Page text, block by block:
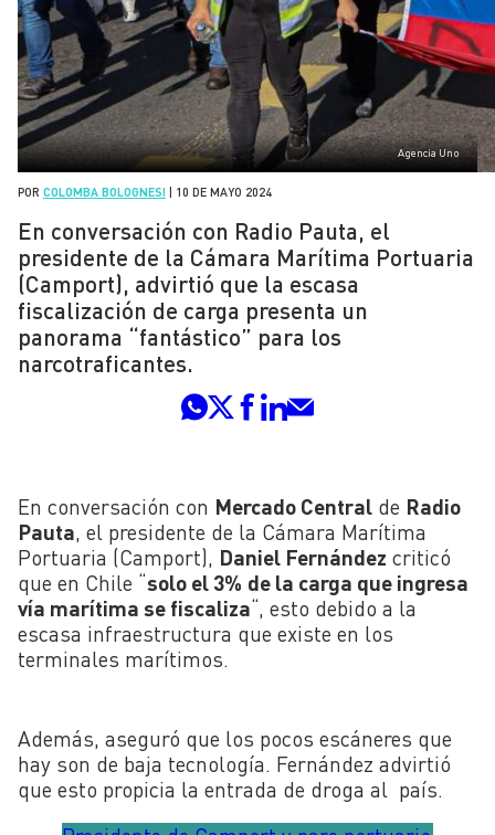
Agencia Uno
POR COLOMBA BOLOGNESI 10 DE MAYO 2024
En conversación con Radio Pauta, el
presidente de la Cámara Marítima Portuaria
(Camport), advirtió que la escasa
fiscalización de carga presenta un
panorama “fantástico” para los
narcotraficantes.
En conversación con Mercado Central de Radio
Pauta , el presidente de la Cámara Marítima
Portuaria (Camport), Daniel Fernández criticó
que en Chile “solo el 3% de la carga que ingresa
vía marítima se fiscaliza“, esto debido a la
escasa infraestructura que existe en los
terminales marítimos.
Además, aseguró que los pocos escáneres que
hay son de baja tecnología. Fernández advirtió
que esto propicia la entrada de droga al país.